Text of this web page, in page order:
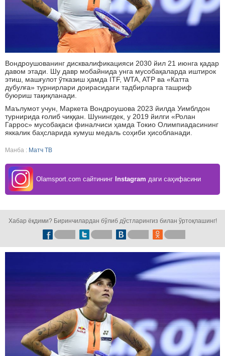
Вондроушованинг дисквалификацияси 2030 йил 21 июнга қадар
давом этади. Шу давр мобайнида унга мусобақаларда иштирок
этиш, машғулот ўтказиш ҳамда ITF, WTA, ATP ва «Катта
дубулға» турнирлари доирасидаги тадбирларга ташриф
буюриш тақиқланади.
Маълумот учун, Маркета Вондроушова 2023 йилда Уимблдон
турнирида ғолиб чиққан. Шунингдек, у 2019 йилги «Ролан
Гаррос» мусобақаси финалчиси ҳамда Токио Олимпиадасининг
яккалик баҳсларида кумуш медаль соҳиби ҳисобланади.
Манба : Матч ТВ
Olamsport.com сайтининг Instagram даги саҳифасини
Хабар ёқдими? Биринчилардан бўлиб дўстларингиз билан ўртоқлашинг!